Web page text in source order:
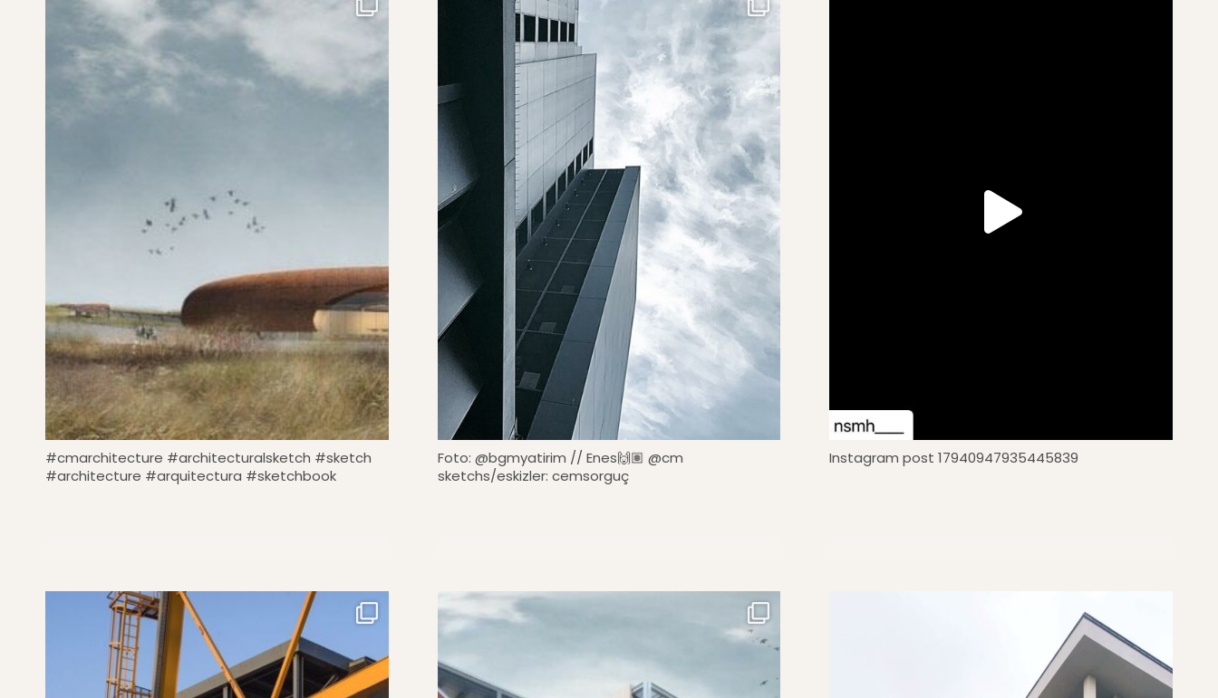
#cmarchitecture #architecturalsketch #sketch
#architecture #arquitectura #sketchbook
Foto: @bgmyatirim // Enes🙌🏽 @cm
sketchs/eskizler: cemsorguç
Instagram post 17940947935445839